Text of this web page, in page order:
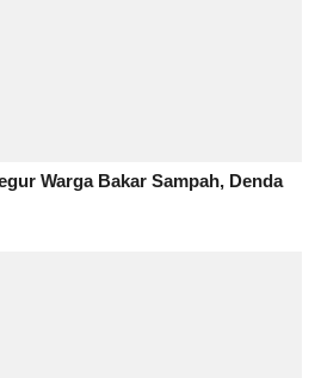
Warga Bakar Sampah, Denda